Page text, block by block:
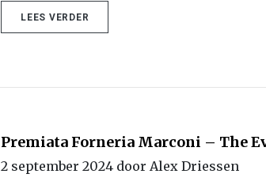
LEES VERDER
Premiata Forneria Marconi – The
2 september 2024 door Alex Driessen